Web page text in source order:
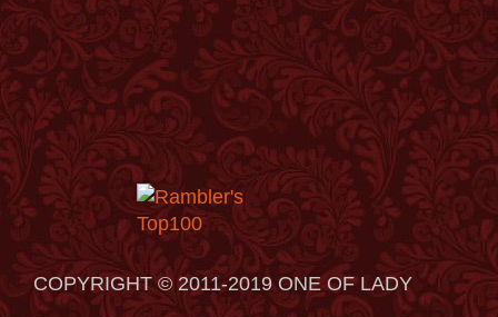
COPYRIGHT © 2011-2019 ONE OF LADY